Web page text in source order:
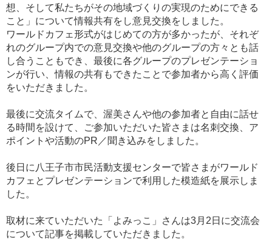
想、そして私たちがその地域づくりの実現のためにできる
こと」について情報共有をし意見交換をしました。
ワールドカフェ形式がはじめての方が多かったが、それぞ
れのグループ内での意見交換や他のグループの方々とも話
し合うこともでき、最後に各グループのプレゼンテーショ
ンが行い、情報の共有もできたことで参加者から高く評価
をいただきました。
最後に交流タイムで、渥美さんや他の参加者と自由に話せ
る時間を設けて、ご参加いただいた皆さまは名刺交換、ア
ポイントや活動のPR／聞き込みをしました。
後日に八王子市市民活動支援センターで皆さまがワールド
カフェとプレゼンテーションで利用した模造紙を展示しま
した。
取材に来ていただいた「よみっこ」さんは3月2日に交流会
について記事を掲載していただきました。